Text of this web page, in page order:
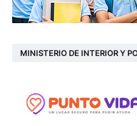
MINISTERIO DE INTERIOR Y